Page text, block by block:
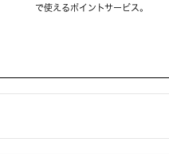
で使えるポイントサービス。